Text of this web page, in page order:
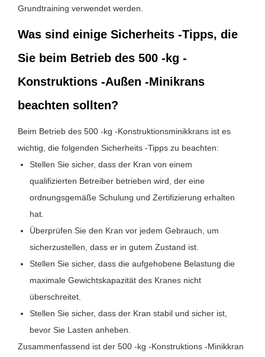
Grundtraining verwendet werden.
Was sind einige Sicherheits -Tipps, die
Sie beim Betrieb des 500 -kg -
Konstruktions -Außen -Minikrans
beachten sollten?
Beim Betrieb des 500 -kg -Konstruktionsminikkrans ist es
wichtig, die folgenden Sicherheits -Tipps zu beachten:
Stellen Sie sicher, dass der Kran von einem
qualifizierten Betreiber betrieben wird, der eine
ordnungsgemäße Schulung und Zertifizierung erhalten
hat.
Überprüfen Sie den Kran vor jedem Gebrauch, um
sicherzustellen, dass er in gutem Zustand ist.
Stellen Sie sicher, dass die aufgehobene Belastung die
maximale Gewichtskapazität des Kranes nicht
überschreitet.
Stellen Sie sicher, dass der Kran stabil und sicher ist,
bevor Sie Lasten anheben.
Zusammenfassend ist der 500 -kg -Konstruktions -Minikkran